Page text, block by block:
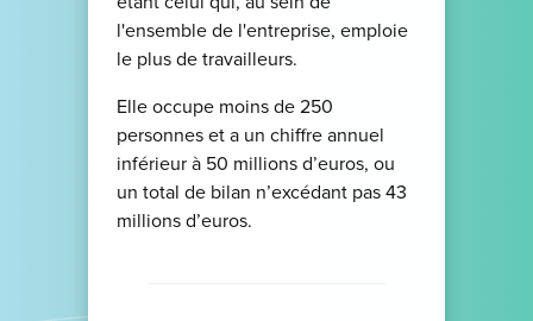
l'ensemble de l'entreprise, emploie
le plus de travailleurs.
Elle occupe moins de 250
personnes et a un chiffre annuel
inférieur à 50 millions d’euros, ou
un total de bilan n’excédant pas 43
millions d’euros.